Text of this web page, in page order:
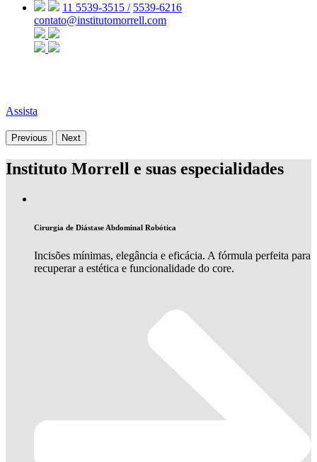
11 5539-3515 / 5539-6216
contato@institutomorrell.com
Assista
Previous Next
Instituto Morrell e suas especialidades
Cirurgia de Diástase Abdominal Robótica
Incisões mínimas, elegância e eficácia. A fórmula perfeita para
recuperar a estética e funcionalidade do core.